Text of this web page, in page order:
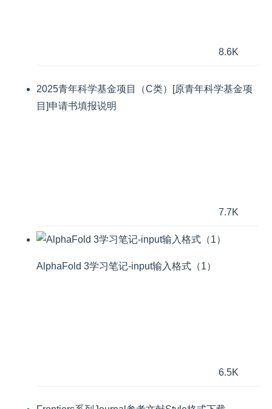
8.6K
2025青年科学基金项目（C类）[原青年科学基金项
目]申请书填报说明
7.7K
AlphaFold 3学习笔记-input输入格式（1）
6.5K